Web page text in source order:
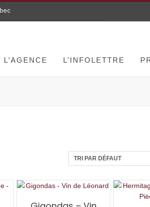
L’AGENCE L’INFOLETTRE